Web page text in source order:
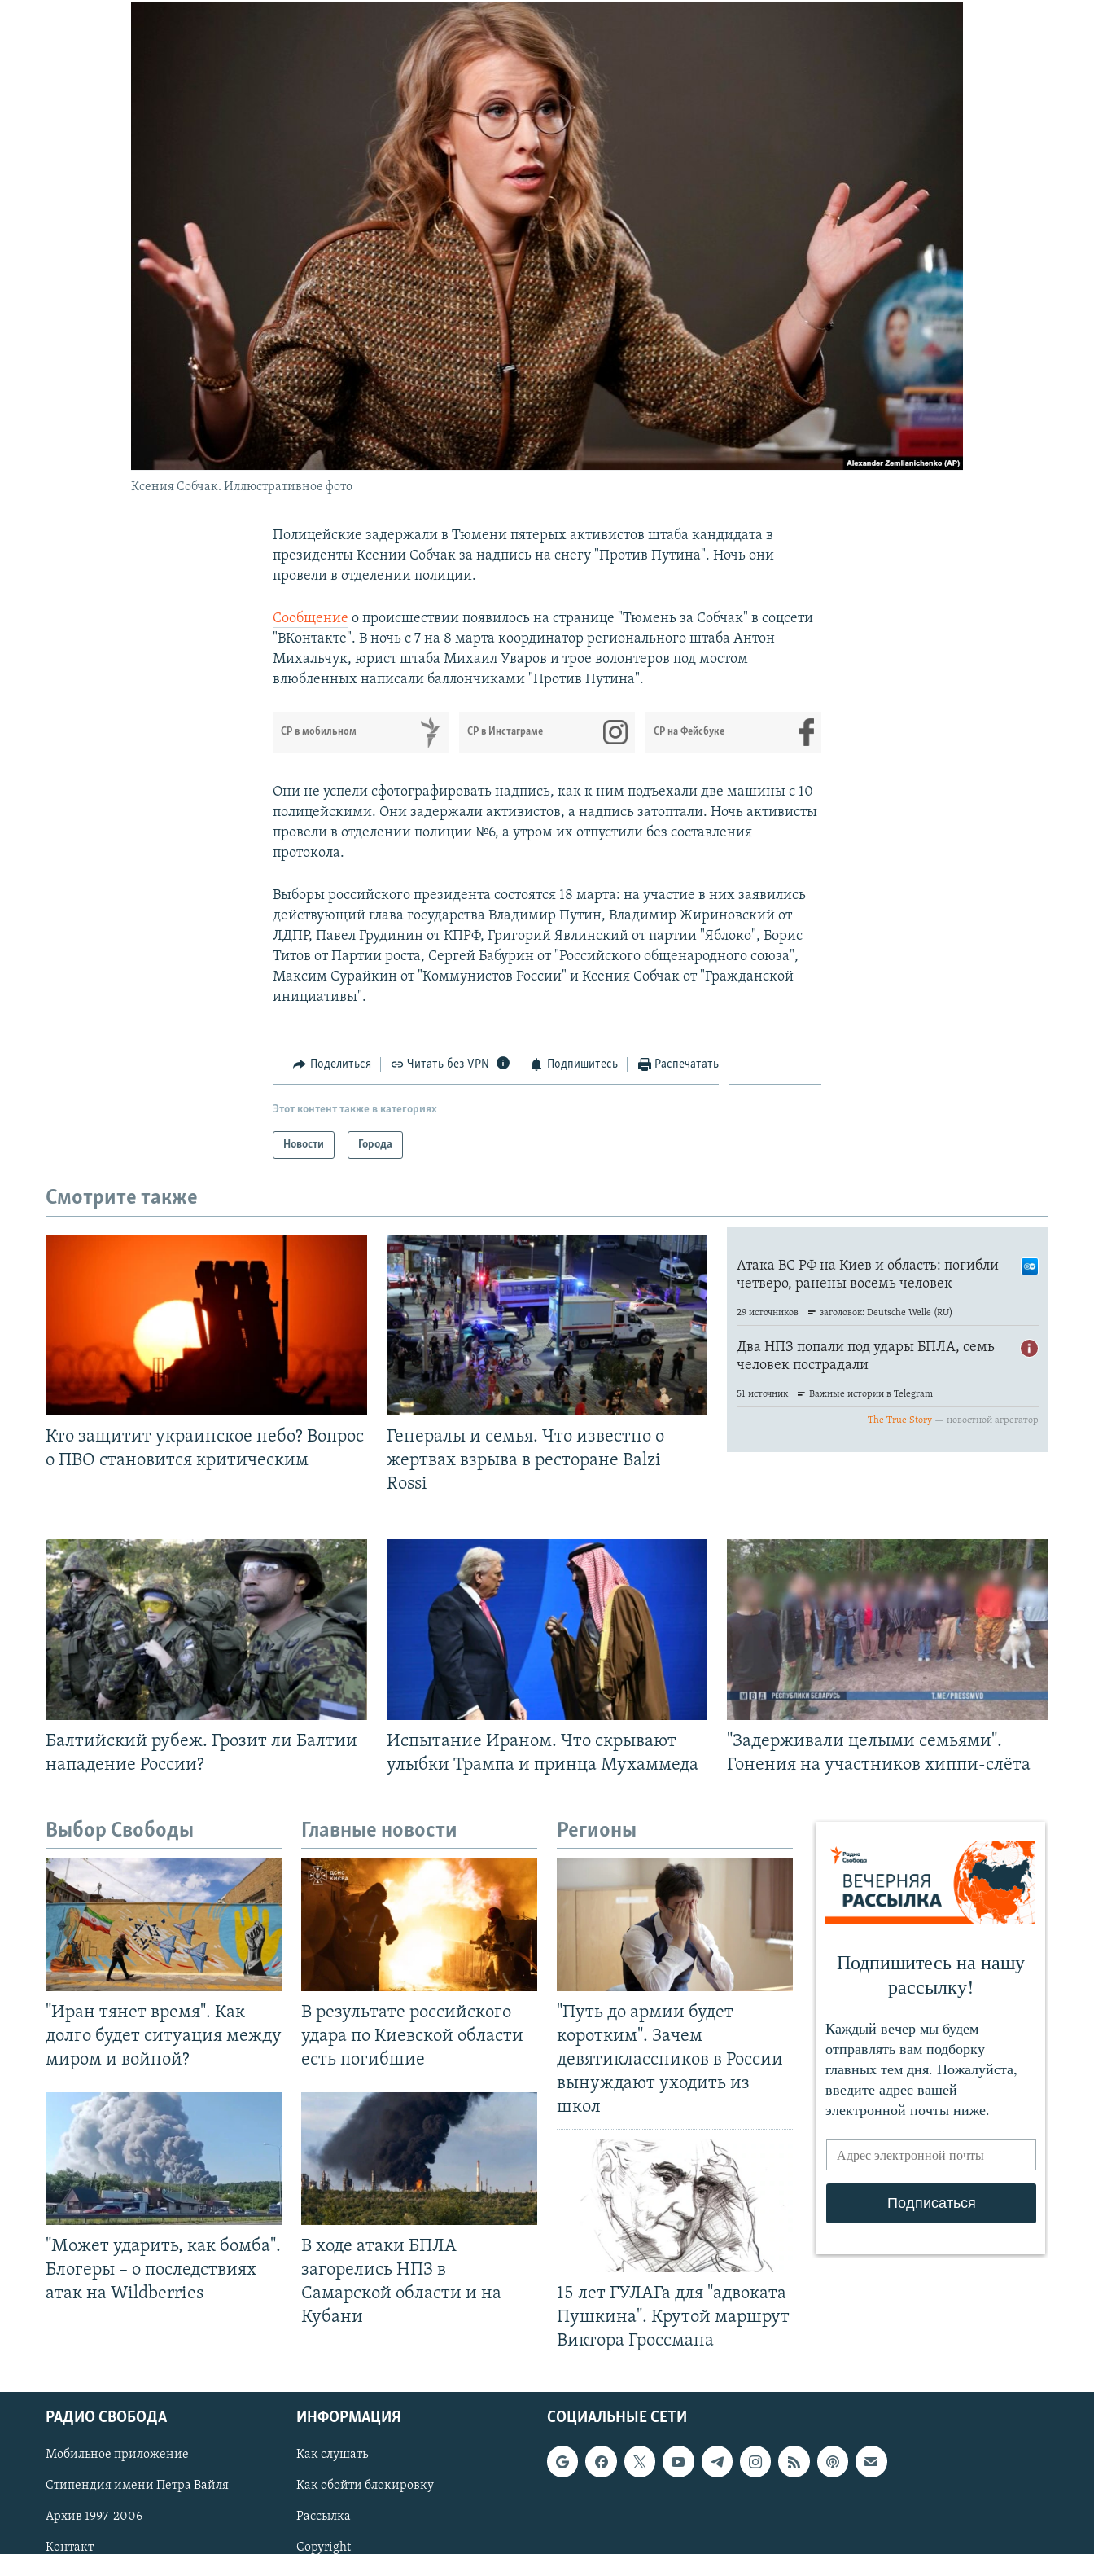
СОЦИАЛЬНЫЕ СЕТИ
Ксения Собчак. Иллюстративное фото
Полицейские задержали в Тюмени пятерых активистов штаба кандидата в
президенты Ксении Собчак за надпись на снегу "Против Путина". Ночь они
провели в отделении полиции.
Сообщение о происшествии появилось на странице "Тюмень за Собчак" в соцсети
"ВКонтакте". В ночь с 7 на 8 марта координатор регионального штаба Антон
Михальчук, юрист штаба Михаил Уваров и трое волонтеров под мостом
влюбленных написали баллончиками "Против Путина".
СР в мобильном СР в Инстаграме СР на Фейсбуке
Они не успели сфотографировать надпись, как к ним подъехали две машины с 10
полицейскими. Они задержали активистов, а надпись затоптали. Ночь активисты
провели в отделении полиции №6, а утром их отпустили без составления
протокола.
Выборы российского президента состоятся 18 марта: на участие в них заявились
действующий глава государства Владимир Путин, Владимир Жириновский от
ЛДПР, Павел Грудинин от КПРФ, Григорий Явлинский от партии "Яблоко", Борис
Титов от Партии роста, Сергей Бабурин от "Российского общенародного союза",
Максим Сурайкин от "Коммунистов России" и Ксения Собчак от "Гражданской
инициативы".
Поделиться Читать без VPN Подпишитесь Распечатать
Этот контент также в категориях
Новости Города
Смотрите также
Кто защитит украинское небо? Вопрос
о ПВО становится критическим
Генералы и семья. Что известно о
жертвах взрыва в ресторане Balzi
Rossi
Балтийский рубеж. Грозит ли Балтии
нападение России?
Испытание Ираном. Что скрывают
улыбки Трампа и принца Мухаммеда
"Задерживали целыми семьями".
Гонения на участников хиппи-слёта
Выбор Свободы
"Иран тянет время". Как
долго будет ситуация между
миром и войной?
"Может ударить, как бомба".
Блогеры – о последствиях
атак на Wildberries
Главные новости
В результате российского
удара по Киевской области
есть погибшие
В ходе атаки БПЛА
загорелись НПЗ в
Самарской области и на
Кубани
Регионы
"Путь до армии будет
коротким". Зачем
девятиклассников в России
вынуждают уходить из
школ
15 лет ГУЛАГа для "адвоката
Пушкина". Крутой маршрут
Виктора Гроссмана
СОЦИАЛЬНЫЕ СЕТИ
РАДИО СВОБОДА
Мобильное приложение
Стипендия имени Петра Вайля
Архив 1997-2006
Контакт
ИНФОРМАЦИЯ
Как слушать
Как обойти блокировку
Рассылка
Copyright